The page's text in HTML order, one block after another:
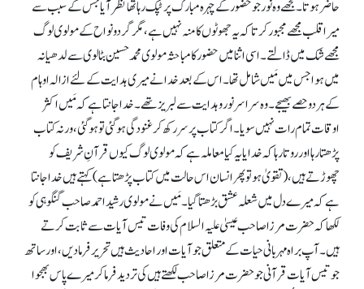
حاضر ہوتا۔ مجھے وہ نور جو حضور کے چہرہ مبارک پر ٹپک رہا تھا نظر آیا جس کے سبب سے
میرا قلب مجھے مجبور کرتا کہ یہ جھوٹوں کا منہ نہیں ہے، مگر گردونواح کے مولوی لوگ
مجھے شک میں ڈالتے۔ اسی اثنا میں حضور کا مباحثہ مولوی محمد حسین بٹالوی سے لدھیانہ
میں ہوا جس میں مَیں شامل تھا۔ اس کے بعد خدا نے میری ہدایت کے لئے ازالہ اوہام
کے ہر دو حصے بھیجے۔ وہ سراسر نور و ہدایت سے لبریز تھے۔ خدا جانتا ہے کہ مَیں اکثر
اوقات تمام رات نہیں سویا۔ اگر کتاب پر سر رکھ کر غنودگی ہو گئی تو ہو گئی، ورنہ کتاب
پڑھتا رہا اور روتا رہا کہ خدایا یہ کیا معاملہ ہے کہ مولوی لوگ کیوں قرآنِ شریف کو
چھوڑتے ہیں، (تقویٰ ہو تو پھرانسان اس حالت میں کتاب پڑھتا ہے) کہتے ہیں خدا جانتا
ہے کہ میرے دل میں شعلہ عشق بڑھتا گیا۔ مَیں نے مولوی رشید احمد صاحب گنگوہی کو
لکھا کہ حضرت مرزا صاحب عیسیٰ علیہ السلام کی وفات تیس آیات سے ثابت کرتے
ہیں۔ آپ براہ مہربانی حیات کے متعلق جو آیات اور احادیث ہیں تحریر فرما دیں، اور ساتھ
جو تیس آیات قرآنی جو حضرت مرزا صاحب لکھتے ہیں کی تردید فرما کر میرے پاس بھجوا